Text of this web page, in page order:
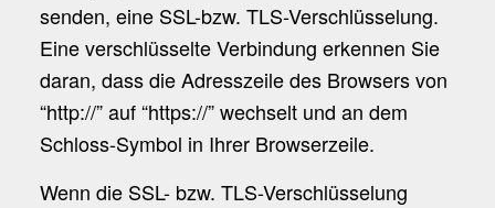
senden, eine SSL-bzw. TLS-Verschlüsselung.
Eine verschlüsselte Verbindung erkennen Sie
daran, dass die Adresszeile des Browsers von
“http://” auf “https://” wechselt und an dem
Schloss-Symbol in Ihrer Browserzeile.
Wenn die SSL- bzw. TLS-Verschlüsselung